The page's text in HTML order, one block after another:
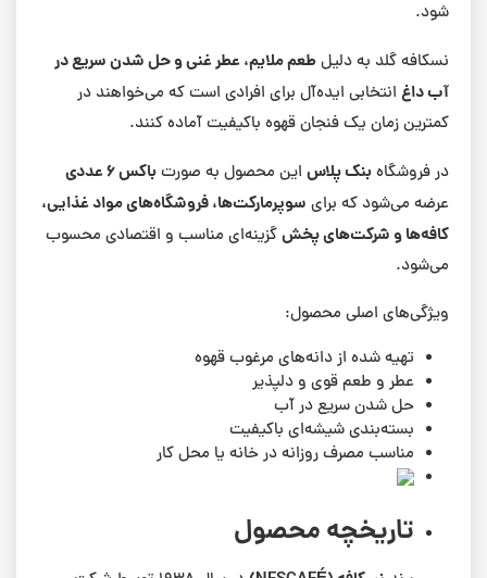
شود.
نسکافه گلد به دلیل طعم ملایم، عطر غنی و حل شدن سریع در
آب داغ انتخابی ایده‌آل برای افرادی است که می‌خواهند در
کمترین زمان یک فنجان قهوه باکیفیت آماده کنند.
در فروشگاهبنک پلاس این محصول به صورتباکس ۶ عددی
عرضه می‌شود که برای سوپرمارکت‌ها، فروشگاه‌های مواد غذایی،
کافه‌ها و شرکت‌های پخشگزینه‌ای مناسب و اقتصادی محسوب
می‌شود.
ویژگی‌های اصلی محصول:
تهیه شده از دانه‌های مرغوب قهوه
عطر و طعم قوی و دلپذیر
حل شدن سریع در آب
بسته‌بندی شیشه‌ای باکیفیت
مناسب مصرف روزانه در خانه یا محل کار
تاریخچه محصول